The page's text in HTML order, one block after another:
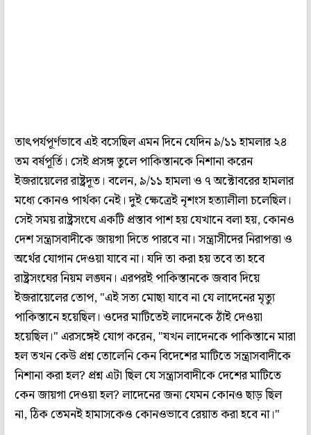
তাৎপর্যপূর্ণভাবে এই বসেছিল এমন দিনে যেদিন ৯/১১ হামলার ২৪
তম বর্ষপূর্তি। সেই প্রসঙ্গ তুলে পাকিস্তানকে নিশানা করেন
ইজরায়েলের রাষ্ট্রদূত। বলেন, ৯/১১ হামলা ও ৭ অক্টোবরের হামলার
মধ্যে কোনও পার্থক্য নেই। দুই ক্ষেত্রেই নৃশংস হত্যালীলা চলেছিল।
সেই সময় রাষ্ট্রসংঘে একটি প্রস্তাব পাশ হয় যেখানে বলা হয়, কোনও
দেশ সন্ত্রাসবাদীকে জায়গা দিতে পারবে না। সন্ত্রাসীদের নিরাপত্তা ও
অর্থের যোগান দেওয়া যাবে না। যদি তা করা হয় তবে তা হবে
রাষ্ট্রসংঘের নিয়ম লঙ্ঘন। এরপরই পাকিস্তানকে জবাব দিয়ে
ইজরায়েলের তোপ, "এই সত্য মোছা যাবে না যে লাদেনের মৃত্যু
পাকিস্তানে হয়েছিল। ওদের মাটিতেই লাদেনকে ঠাঁই দেওয়া
হয়েছিল।" এরসঙ্গেই যোগ করেন, "যখন লাদেনকে পাকিস্তানে মারা
হল তখন কেউ প্রশ্ন তোলেনি কেন বিদেশের মাটিতে সন্ত্রাসবাদীকে
নিশানা করা হল? প্রশ্ন এটা ছিল যে সন্ত্রাসবাদীকে দেশের মাটিতে
কেন জায়গা দেওয়া হল? লাদেনের জন্য যেমন কোনও ছাড় ছিল
না, ঠিক তেমনই হামাসকেও কোনওভাবে রেয়াত করা হবে না।"